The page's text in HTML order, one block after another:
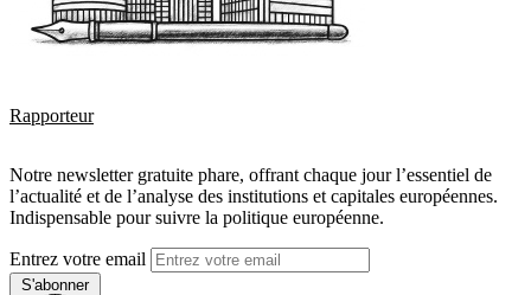
Rapporteur
Notre newsletter gratuite phare, offrant chaque jour l’essentiel de
l’actualité et de l’analyse des institutions et capitales européennes.
Indispensable pour suivre la politique européenne.
Entrez votre email
S'abonner